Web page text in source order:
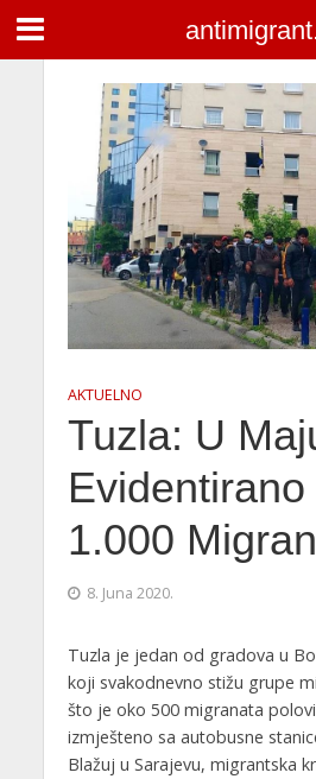
AKTUELNO
Tuzla: U
Evidentirano
1.000
8. Juna 2020.
Tuzla je jedan od gradova u
koji svakodnevno stižu grupe
što je oko 500 migranata
izmješteno sa autobusne
Blažuj u Sarajevu, migrantska